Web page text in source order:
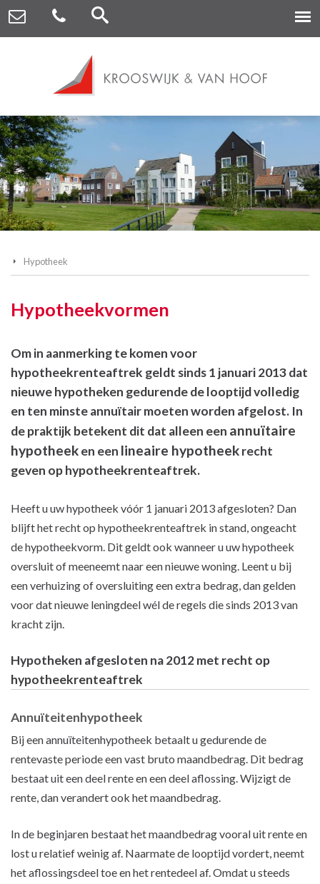
Hypotheek
Hypotheekvormen
Om in aanmerking te komen voor
hypotheekrenteaftrek geldt sinds 1 januari 2013 dat
nieuwe hypotheken gedurende de looptijd volledig
en ten minste annuïtair moeten worden afgelost. In
de praktijk betekent dit dat alleen een annuïtaire
hypotheeken een lineaire hypotheekrecht
geven op hypotheekrenteaftrek.
Heeft u uw hypotheek vóór 1 januari 2013 afgesloten? Dan
blijft het recht op hypotheekrenteaftrek in stand, ongeacht
de hypotheekvorm. Dit geldt ook wanneer u uw hypotheek
oversluit of meeneemt naar een nieuwe woning. Leent u bij
een verhuizing of oversluiting een extra bedrag, dan gelden
voor dat nieuwe leningdeel wél de regels die sinds 2013 van
kracht zijn.
Hypotheken afgesloten na 2012 met recht op
hypotheekrenteaftrek
Annuïteitenhypotheek
Bij een annuïteitenhypotheek betaalt u gedurende de
rentevaste periode een vast bruto maandbedrag. Dit bedrag
bestaat uit een deel rente en een deel aflossing. Wijzigt de
rente, dan verandert ook het maandbedrag.
In de beginjaren bestaat het maandbedrag vooral uit rente en
lost u relatief weinig af. Naarmate de looptijd vordert, neemt
het aflossingsdeel toe en het rentedeel af. Omdat u steeds